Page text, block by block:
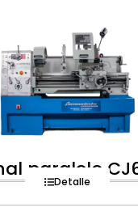
paralelo
Detalle